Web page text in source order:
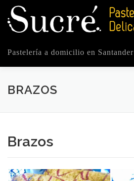
Saltar
contenido
Pastelería a domicilio en Santander
SOBRE NOSOTROS
BRAZOS
Brazos